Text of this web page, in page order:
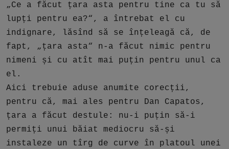
„Ce a făcut țara asta pentru tine ca tu să
lupți pentru ea?“, a întrebat el cu
indignare, lăsînd să se înțeleagă că, de
fapt, „țara asta“ n-a făcut nimic pentru
nimeni și cu atît mai puțin pentru unul ca
el.
Aici trebuie aduse anumite corecții,
pentru că, mai ales pentru Dan Capatos,
țara a făcut destule: nu-i puțin să-i
permiți unui băiat mediocru să-și
instaleze un tîrg de curve în platoul unei